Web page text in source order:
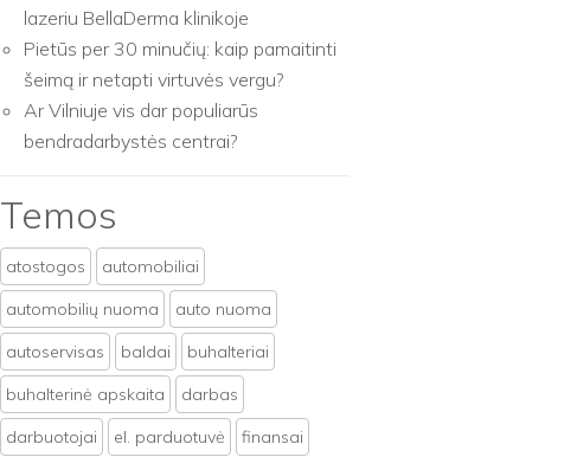
lazeriu BellaDerma klinikoje
Pietūs per 30 minučių: kaip pamaitinti
šeimą ir netapti virtuvės vergu?
Ar Vilniuje vis dar populiarūs
bendradarbystės centrai?
Temos
atostogos
automobiliai
automobilių nuoma
auto nuoma
autoservisas
baldai
buhalteriai
buhalterinė apskaita
darbas
darbuotojai
el. parduotuvė
finansai